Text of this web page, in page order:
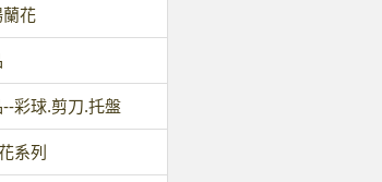
蘭花
彩球.剪刀.托盤
系列